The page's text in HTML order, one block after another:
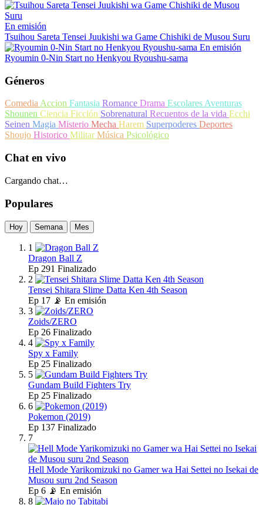
En emisión
Tsuihou Sareta Tensei Juukishi wa Game Chishiki de Musou Suru
En emisión
Ryoumin 0-Nin Start no Henkyou Ryoushu-sama
Géneros
ComediaAccion Fantasia Romance Drama EscolaresAventuras
Shounen Ciencia Ficción Sobrenatural Recuentos de la vida Ecchi
Seinen Magia Misterio Mecha Harem Superpoderes Deportes
Shoujo Historico MilitarMúsica Psicológico
Chat en vivo
Cargando chat…
Populares
Hoy Semana Mes
1
Dragon Ball Z
Ep 291 Finalizado
2
Tensei Shitara Slime Datta Ken 4th Season
Ep 17 📡 En emisión
3
Zoids/ZERO
Ep 26 Finalizado
4
Spy x Family
Ep 25 Finalizado
5
Gundam Build Fighters Try
Ep 25 Finalizado
6
Pokemon (2019)
Ep 137 Finalizado
7
Hell Mode Yarikomizuki no Gamer wa Hai Settei no Isekai de
Musou suru 2nd Season
Ep 6 📡 En emisión
8